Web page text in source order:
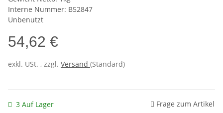
Interne Nummer: B52847
Unbenutzt
54,62 €
exkl. USt. , zzgl. Versand (Standard)
3 Auf Lager Frage zum Artikel